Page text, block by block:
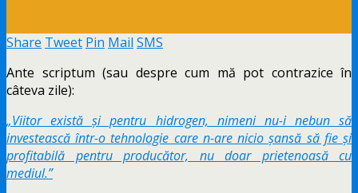
Share Tweet Pin Mail SMS
Ante scriptum (sau despre cum mă pot contrazice în
câteva zile):
„Viitor există și pentru hidrogen, nimeni nu-i nebun să
investească într-o tehnologie care n-are nicio șansă să fie și
profitabilă pentru producător, nu doar prietenoasă cu
mediul.”